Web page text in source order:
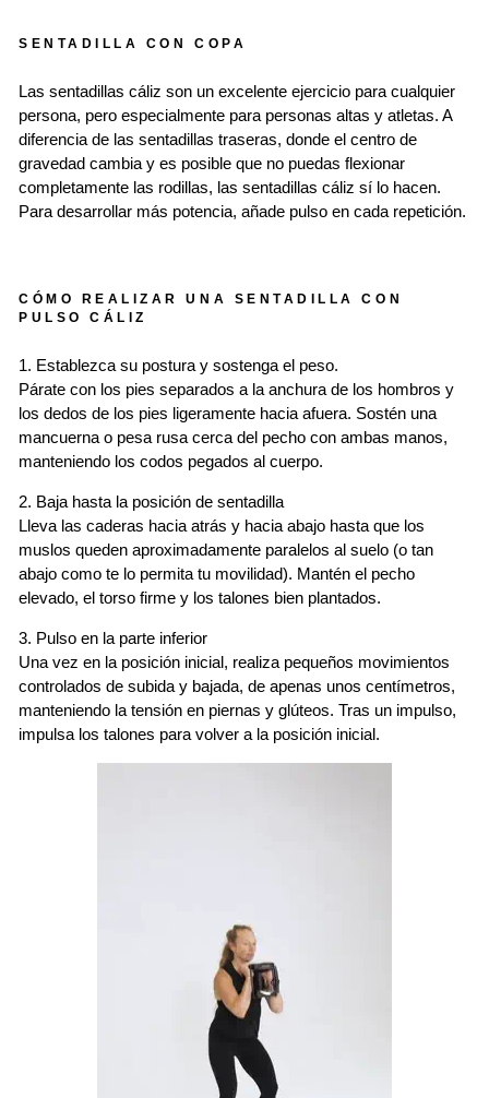
SENTADILLA CON COPA
Las sentadillas cáliz son un excelente ejercicio para cualquier
persona, pero especialmente para personas altas y atletas. A
diferencia de las sentadillas traseras, donde el centro de
gravedad cambia y es posible que no puedas flexionar
completamente las rodillas, las sentadillas cáliz sí lo hacen.
Para desarrollar más potencia, añade pulso en cada repetición.
CÓMO REALIZAR UNA SENTADILLA CON
PULSO CÁLIZ
1. Establezca su postura y sostenga el peso.
Párate con los pies separados a la anchura de los hombros y
los dedos de los pies ligeramente hacia afuera. Sostén una
mancuerna o pesa rusa cerca del pecho con ambas manos,
manteniendo los codos pegados al cuerpo.
2. Baja hasta la posición de sentadilla
Lleva las caderas hacia atrás y hacia abajo hasta que los
muslos queden aproximadamente paralelos al suelo (o tan
abajo como te lo permita tu movilidad). Mantén el pecho
elevado, el torso firme y los talones bien plantados.
3. Pulso en la parte inferior
Una vez en la posición inicial, realiza pequeños movimientos
controlados de subida y bajada, de apenas unos centímetros,
manteniendo la tensión en piernas y glúteos. Tras un impulso,
impulsa los talones para volver a la posición inicial.